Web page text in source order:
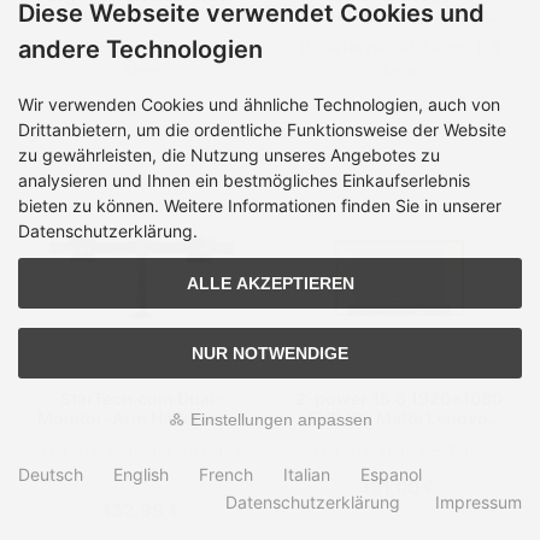
by-Side Arm -
(Spannbefestigung für
Stange, 2 Gelenkarme, T-
Halterung)
Lieferzeit:ab Lager, 1-3
352,99 €
Montagekomponente
71,00 €
Monitor-Arm Halterung -
Design - Tischhalterung
Tage
FHD IPS Matte Lenovo
101,00 €
Diese Webseite verwendet Cookies und
andere Technologien
Wir verwenden Cookies und ähnliche Technologien, auch von
Drittanbietern, um die ordentliche Funktionsweise der Website
zu gewährleisten, die Nutzung unseres Angebotes zu
analysieren und Ihnen ein bestmögliches Einkaufserlebnis
bieten zu können. Weitere Informationen finden Sie in unserer
Datenschutzerklärung.
ALLE AKZEPTIEREN
NUR NOTWENDIGE
Einstellungen anpassen
Deutsch English French Italian
Espanol
Datenschutzerklärung
Impressum